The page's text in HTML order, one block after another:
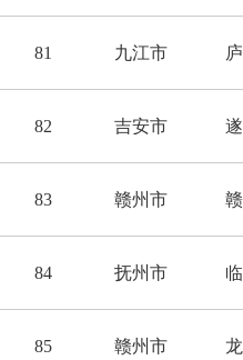
81 九江市
82 吉安市
83 赣州市
84 抚州市
85 赣州市